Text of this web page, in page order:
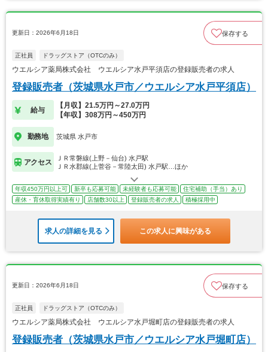
更新日：2026年6月18日 保存する
正社員 ドラッグストア（OTCのみ）
ウエルシア薬局株式会社 ウエルシア水戸平須店の登録販売者の求人
登録販売者（茨城県水戸市／ウエルシア水戸平須店）
給与
【月収】21.5万円～27.0万円
【年収】308万円～450万円
勤務地 茨城県 水戸市
アクセス
ＪＲ常磐線(上野－仙台) 水戸駅
ＪＲ水郡線(上菅谷－常陸太田) 水戸駅…ほか
年収450万円以上可 新卒も応募可能 未経験者も応募可能
住宅補助（手当）あり
産休・育休取得実績有り
店舗数30以上 登録販売者の求人 積極採用中
求人の詳細を見る この求人に興味がある
更新日：2026年6月18日 保存する
正社員 ドラッグストア（OTCのみ）
ウエルシア薬局株式会社 ウエルシア水戸堀町店の登録販売者の求人
登録販売者（茨城県水戸市／ウエルシア水戸堀町店）